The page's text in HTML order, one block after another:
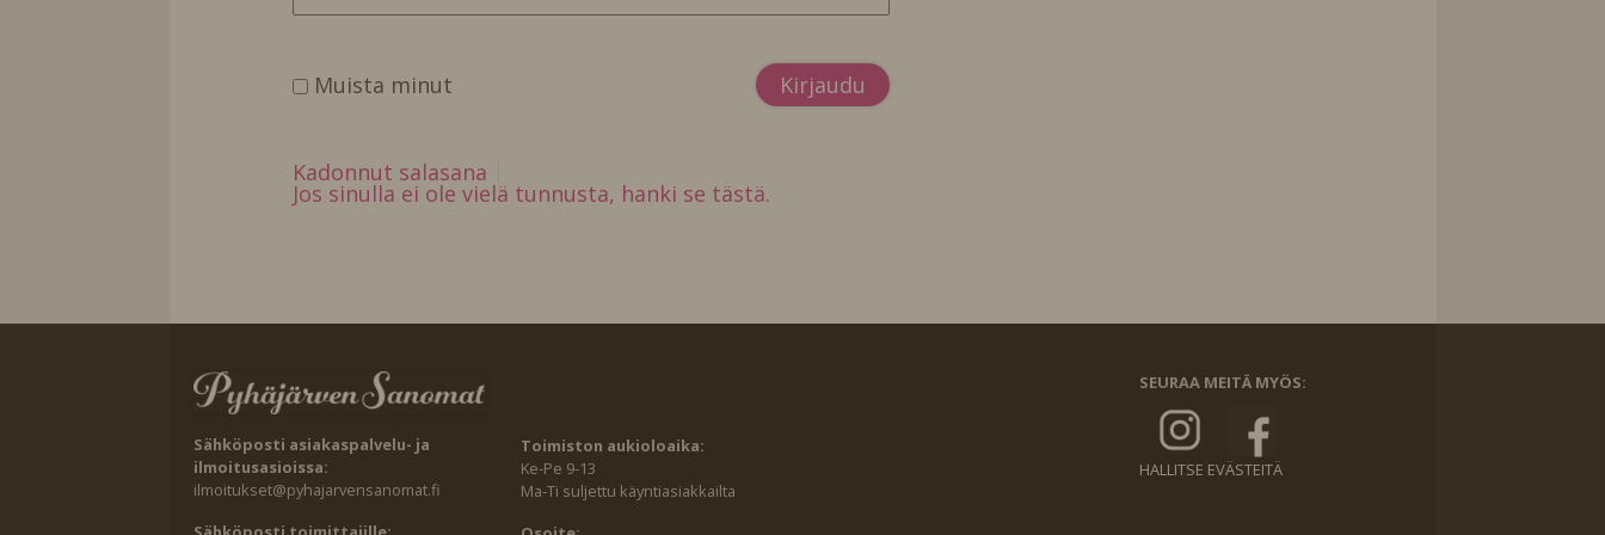
Muista minut
Kadonnut salasana
Jos sinulla ei ole vielä tunnusta, hanki se tästä.
Sähköposti asiakaspalvelu- ja
ilmoitusasioissa:
ilmoitukset@pyhajarvensanomat.fi
Toimiston aukioloaika:
Ke-Pe 9-13
Ma-Ti suljettu käyntiasiakkailta
SEURAA MEITÄ MYÖS:
HALLITSE EVÄSTEITÄ